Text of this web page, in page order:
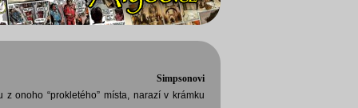
Simpsonovi
onoho “prokletého” místa, narazí v krámku